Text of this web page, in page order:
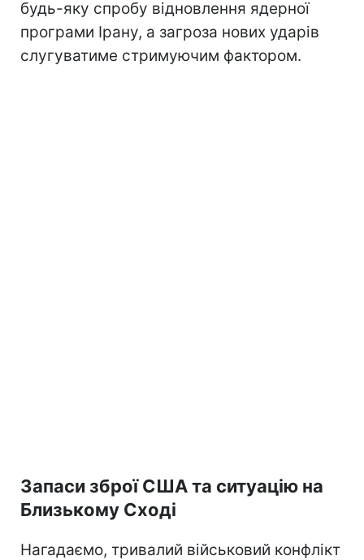
будь-яку спробу відновлення ядерної
програми Ірану, а загроза нових ударів
слугуватиме стримуючим фактором.
Запаси зброї США та ситуацію на
Близькому Сході
Нагадаємо, тривалий військовий конфлікт